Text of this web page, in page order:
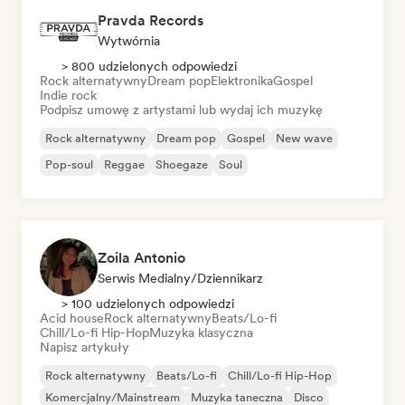
Pravda Records
Wytwórnia
> 800 udzielonych odpowiedzi
Rock alternatywnyDream popElektronikaGospel
Indie rock
Podpisz umowę z artystami lub wydaj ich muzykę
Rock alternatywny Dream pop Gospel
New wave
Pop-soul
Reggae Shoegaze Soul
Zoila Antonio
Serwis Medialny/Dziennikarz
> 100 udzielonych odpowiedzi
Acid houseRock alternatywnyBeats/Lo-fi
Chill/Lo-fi Hip-HopMuzyka klasyczna
Napisz artykuły
Rock alternatywny Beats/Lo-fi
Chill/Lo-fi Hip-Hop
Komercjalny/Mainstream
Muzyka taneczna
Disco